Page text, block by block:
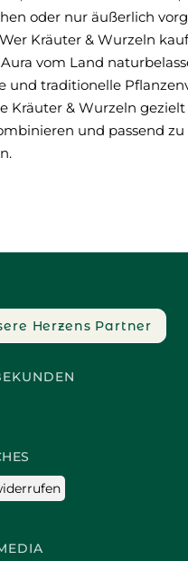
oder nur äußerlich
Kräuter & Wurzeln
vom Land
und traditionelle
Kräuter & Wurzeln
und passend
Herzens Partner